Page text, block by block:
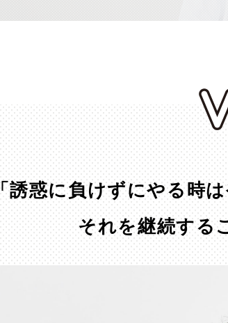
「誘惑に負けずにやる時
それを継続する